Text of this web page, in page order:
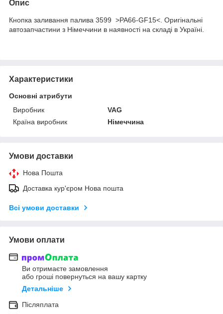
Опис
Кнопка заливання палива 3599 >PA66-GF15<. Оригінальні
автозапчастини з Німеччини в наявності на складі в Україні.
Характеристики
Основні атрибути
Виробник
VAG
Країна виробник
Німеччина
Умови доставки
Нова Пошта
Доставка кур'єром Нова пошта
Всі умови доставки
Умови оплати
Ви отримаєте замовлення
або гроші повернуться на вашу картку
Детальніше
Післяплата